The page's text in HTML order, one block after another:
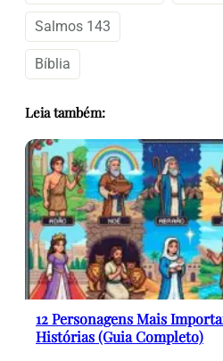
Salmos 143
Bíblia
Leia também:
12 Personagens Mais
Histórias (Guia Completo)